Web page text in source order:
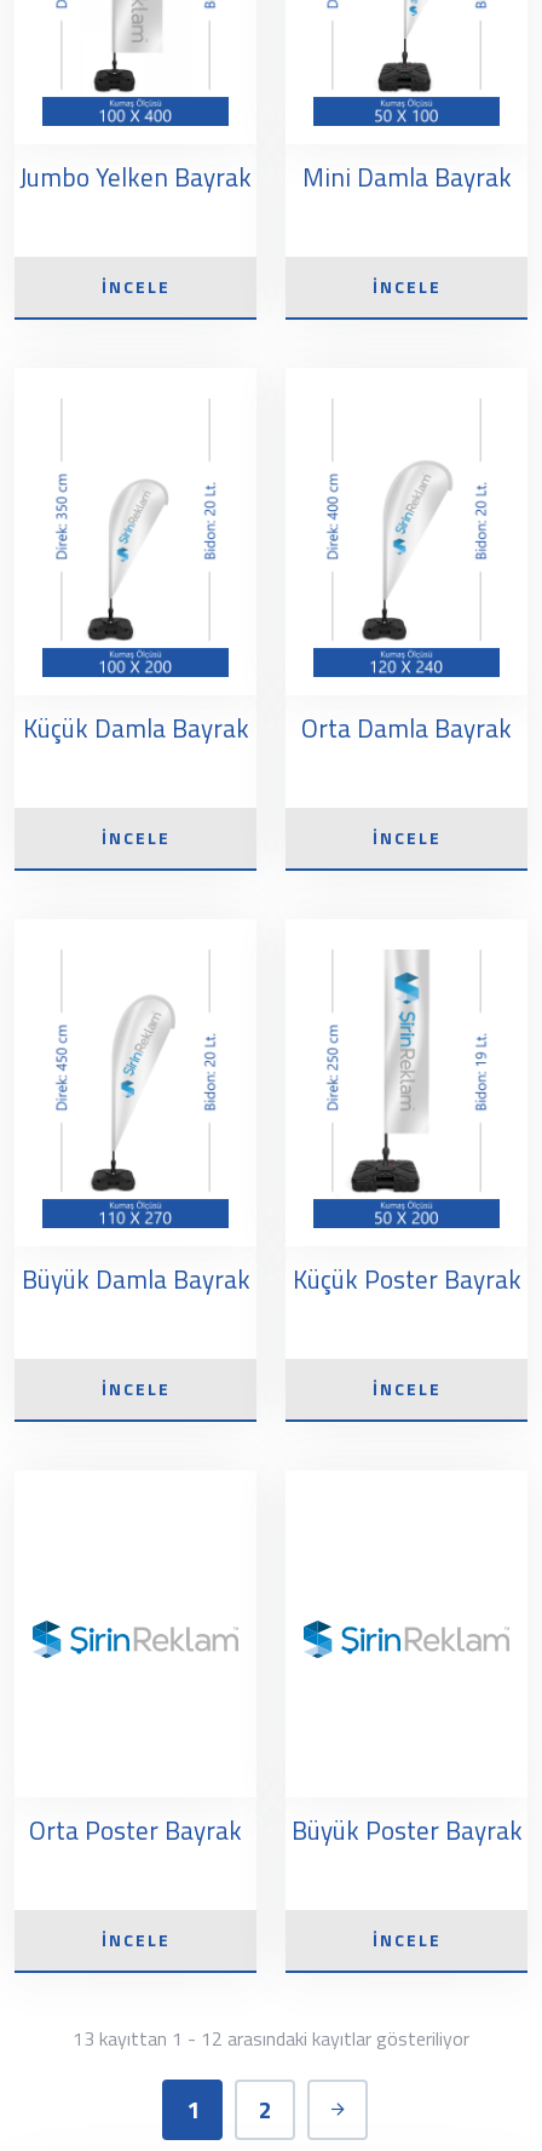
Jumbo Yelken Bayrak
İNCELE
Mini Damla Bayrak
İNCELE
Küçük Damla Bayrak
İNCELE
Orta Damla Bayrak
İNCELE
Büyük Damla Bayrak
İNCELE
Küçük Poster Bayrak
İNCELE
Orta Poster Bayrak
İNCELE
Büyük Poster Bayrak
İNCELE
13 kayıttan 1 - 12 arasındaki kayıtlar gösteriliyor
1 2